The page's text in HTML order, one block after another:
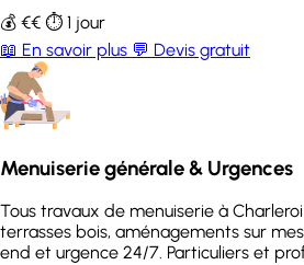
💰 €€ ⏱️ 1 jour
📖 En savoir plus 💬 Devis gratuit
Menuiserie générale & Urgences
Tous travaux de menuiserie à
terrasses bois, aménagements sur
end et urgence 24/7. Particuliers et